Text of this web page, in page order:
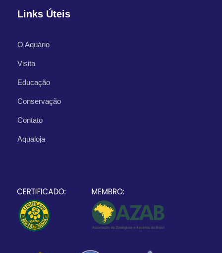
Links Úteis
O Aquário
Visita
Educação
Conservação
Contato
Aqualoja